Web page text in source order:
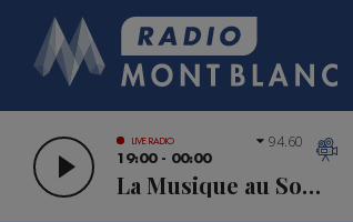
LIVE RADIO
19:00 - 00:00
La Musique au Sommet
94.60